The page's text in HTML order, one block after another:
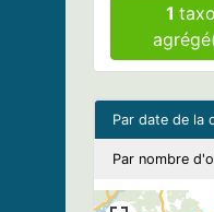
1
Par date de la
Par nombre